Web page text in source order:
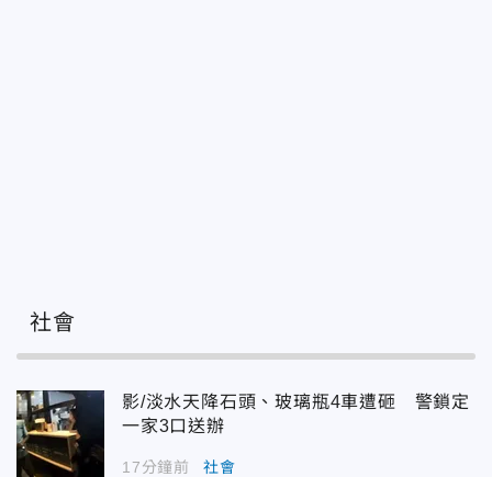
社會
影/淡水天降石頭、玻璃瓶4車遭砸 警鎖定
一家3口送辦
17分鐘前 社會